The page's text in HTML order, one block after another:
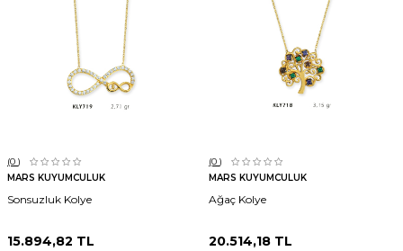
(0 )
MARS KUYUMCULUK
Sonsuzluk Kolye
15.894,82 TL
(0 )
MARS KUYUMCULUK
Ağaç Kolye
20.514,18 TL